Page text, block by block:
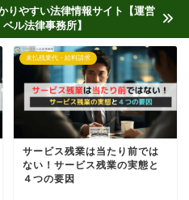
りやすい法律情報サイト【運営
ル法律事務所】
未払残業代・給料請求
サービス残業は当たり前では
ない！サービス残業の実態と
４つの要因